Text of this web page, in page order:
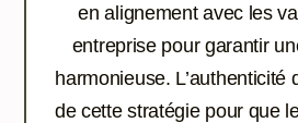
en alignement avec les
entreprise pour garantir
harmonieuse.
de cette stratégie pour que